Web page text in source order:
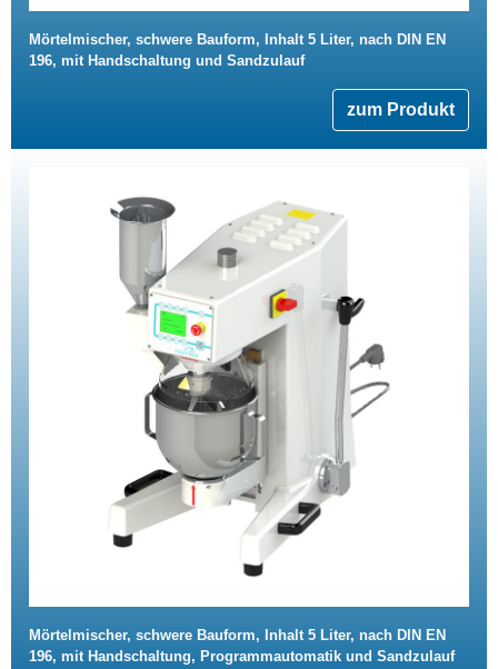
Mörtelmischer, schwere Bauform, Inhalt 5 Liter, nach DIN EN
196, mit Handschaltung und Sandzulauf
zum Produkt
Mörtelmischer, schwere Bauform, Inhalt 5 Liter, nach DIN EN
196, mit Handschaltung, Programmautomatik und Sandzulauf